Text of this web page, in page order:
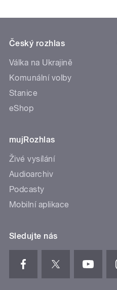
Český rozhlas
Válka na Ukrajině
Komunální volby
Stanice
eShop
mujRozhlas
Živé vysílání
Audioarchiv
Podcasty
Mobilní aplikace
Sledujte nás